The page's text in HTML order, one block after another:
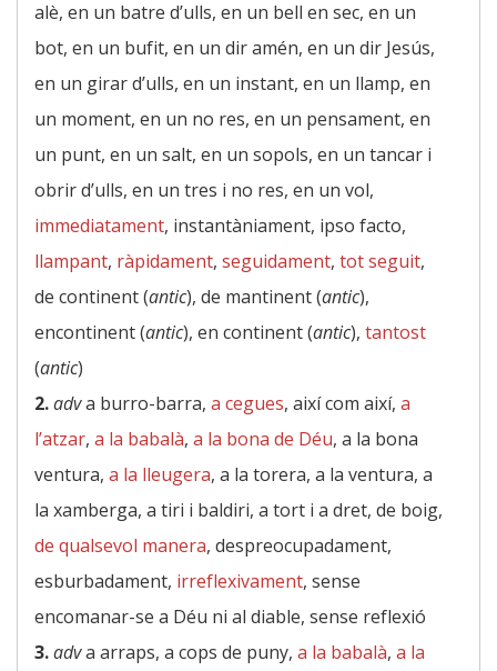
alè, en un batre d’ulls, en un bell en sec, en un
bot, en un bufit, en un dir amén, en un dir Jesús,
en un girar d’ulls, en un instant, en un llamp, en
un moment, en un no res, en un pensament, en
un punt, en un salt, en un sopols, en un tancar i
obrir d’ulls, en un tres i no res, en un vol,
immediatament, instantàniament, ipso facto,
llampant, ràpidament, seguidament, tot seguit,
de continent (antic), de mantinent (antic),
encontinent (antic), en continent (antic), tantost
(antic)
2.adva burro-barra, a cegues, així com així, a
l’atzar, a la babalà, a la bona de Déu, a la bona
ventura, a la lleugera, a la torera, a la ventura, a
la xamberga, a tiri i baldiri, a tort i a dret, de boig,
de qualsevol manera, despreocupadament,
esburbadament, irreflexivament, sense
encomanar-se a Déu ni al diable, sense reflexió
3.adva arraps, a cops de puny, a la babalà, a la